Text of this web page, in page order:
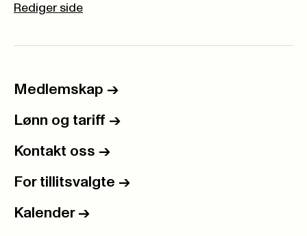
Rediger side
Medlemskap ->
Lønn og tariff ->
Kontakt oss ->
For tillitsvalgte ->
Kalender ->